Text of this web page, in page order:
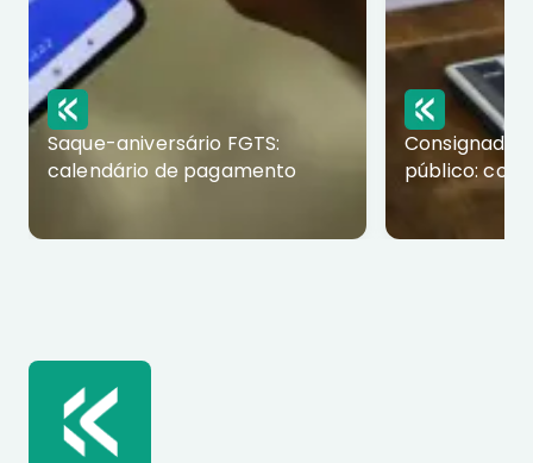
Saque-aniversário FGTS:
calendário de pagamento
Consignado
público: